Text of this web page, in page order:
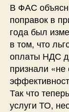
В ФАС
поправок в
года был
в том, что
оплаты НДС
признали
Так что
услуги ТО,